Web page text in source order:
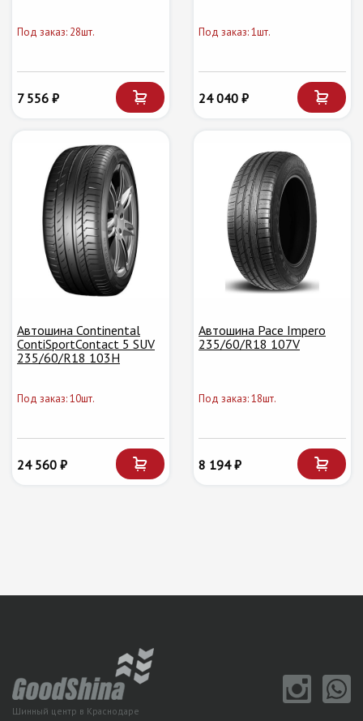
Под заказ: 28шт.
7 556 ₽
Под заказ: 1шт.
24 040 ₽
Автошина Continental
ContiSportContact 5 SUV
235/60/R18 103H
Под заказ: 10шт.
24 560 ₽
Автошина Pace Impero
235/60/R18 107V
Под заказ: 18шт.
8 194 ₽
Шинный центр в Краснодаре